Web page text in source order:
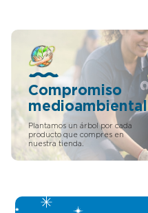
Compromiso
medioambiental
Plantamos un árbol por cada
producto que compres en
nuestra tienda.